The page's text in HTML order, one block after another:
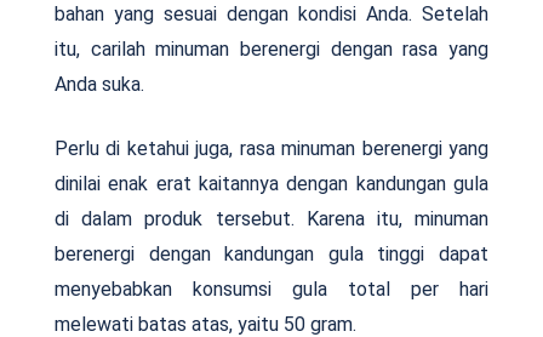
bahan yang sesuai dengan kondisi Anda. Setelah
itu, carilah minuman berenergi dengan rasa yang
Anda suka.
Perlu di ketahui juga, rasa minuman berenergi yang
dinilai enak erat kaitannya dengan kandungan gula
di dalam produk tersebut. Karena itu, minuman
berenergi dengan kandungan gula tinggi dapat
menyebabkan konsumsi gula total per hari
melewati batas atas, yaitu 50 gram.